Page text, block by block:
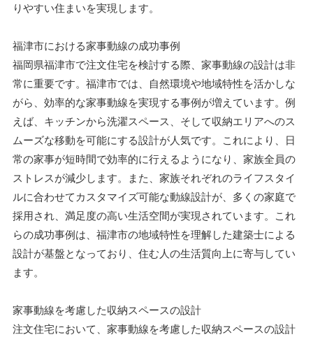
りやすい住まいを実現します。
福津市における家事動線の成功事例
福岡県福津市で注文住宅を検討する際、家事動線の設計は非
常に重要です。福津市では、自然環境や地域特性を活かしな
がら、効率的な家事動線を実現する事例が増えています。例
えば、キッチンから洗濯スペース、そして収納エリアへのス
ムーズな移動を可能にする設計が人気です。これにより、日
常の家事が短時間で効率的に行えるようになり、家族全員の
ストレスが減少します。また、家族それぞれのライフスタイ
ルに合わせてカスタマイズ可能な動線設計が、多くの家庭で
採用され、満足度の高い生活空間が実現されています。これ
らの成功事例は、福津市の地域特性を理解した建築士による
設計が基盤となっており、住む人の生活質向上に寄与してい
ます。
家事動線を考慮した収納スペースの設計
注文住宅において、家事動線を考慮した収納スペースの設計